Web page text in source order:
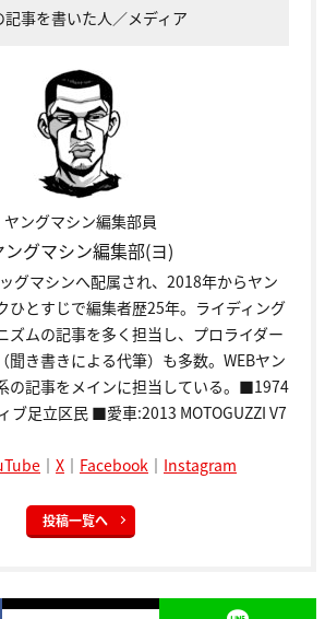
記事を書いた人／メディア
ヤングマシン編集部員
ングマシン編集部(ヨ)
グマシンへ配属され、2018年からヤン
ひとすじで編集者歴25年。ライディング
ズムの記事を多く担当し、プロライダー
聞き書きによる代筆）も多数。WEBヤン
の記事をメインに担当している。■1974
ブ足立区民 ■愛車:2013 MOTOGUZZI V7
｜ X ｜ Facebook ｜ Instagram
投稿一覧へ